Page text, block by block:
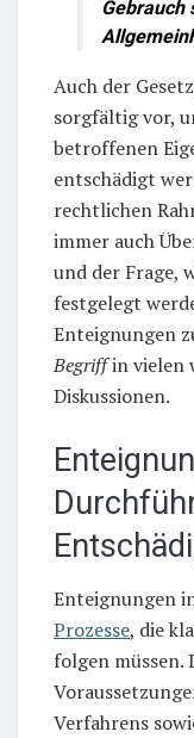
Gebrauch
Auch der
sorgfältig vor,
betroffenen
entschädigt
rechtlichen
immer auch
und der Frage,
festgelegt
Enteignungen
Begriffin vielen
Diskussionen.
Enteignungen
Prozesse, die
folgen müssen.
Verfahrens